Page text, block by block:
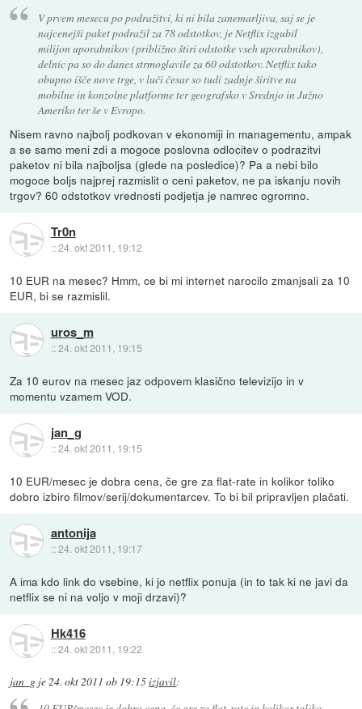
V prvem mesecu po podražitvi, ki ni bila zanemarljiva, saj se je
najcenejši paket podražil za 78 odstotkov, je Netflix izgubil
milijon uporabnikov (približno štiri odstotke vseh uporabnikov),
delnic pa so do danes strmoglavile za 60 odstotkov. Netflix tako
obupno išče nove trge, v luči česar so tudi zadnje širitve na
mobilne in konzolne platforme ter geografsko v Srednjo in Južno
Ameriko ter še v Evropo.
Nisem ravno najbolj podkovan v ekonomiji in managementu, ampak
a se samo meni zdi a mogoce poslovna odlocitev o podrazitvi
paketov ni bila najboljsa (glede na posledice)? Pa a nebi bilo
mogoce boljs najprej razmislit o ceni paketov, ne pa iskanju novih
trgov? 60 odstotkov vrednosti podjetja je namrec ogromno.
Tr0n
::24. okt 2011, 19:12
10 EUR na mesec? Hmm, ce bi mi internet narocilo zmanjsali za 10
EUR, bi se razmislil.
uros_m
::24. okt 2011, 19:15
Za 10 eurov na mesec jaz odpovem klasično televizijo in v
momentu vzamem VOD.
jan_g
::24. okt 2011, 19:15
10 EUR/mesec je dobra cena, če gre za flat-rate in kolikor toliko
dobro izbiro filmov/serij/dokumentarcev. To bi bil pripravljen plačati.
antonija
::24. okt 2011, 19:17
A ima kdo link do vsebine, ki jo netflix ponuja (in to tak ki ne javi da
netflix se ni na voljo v moji drzavi)?
Hk416
::24. okt 2011, 19:22
jan_g je24. okt 2011 ob 19:15izjavil: